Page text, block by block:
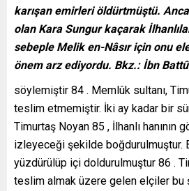
karışan emirleri öldürtmüştü.
olan Kara Sungur kaçarak
sebeple Melik en-Nâsır için onu
önem arz ediyordu. Bkz.: İbn
söylemiştir 84 . Memlûk sultanı,
teslim etmemiştir. İki ay kadar bir
Timurtaş Noyan 85 , İlhanlı hanının
izleyeceği şekilde boğdurulmuştur.
yüzdürülüp içi doldurulmuştur 86 .
teslim almak üzere gelen elçiler bu